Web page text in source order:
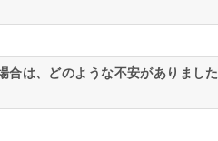
合は、どのような不安がありました